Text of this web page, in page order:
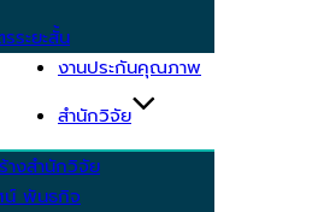
ระยะสั้น
งานประกันคุณภาพ
สำนักวิจัย
างสำนักวิจัย
น์ พันธกิจ